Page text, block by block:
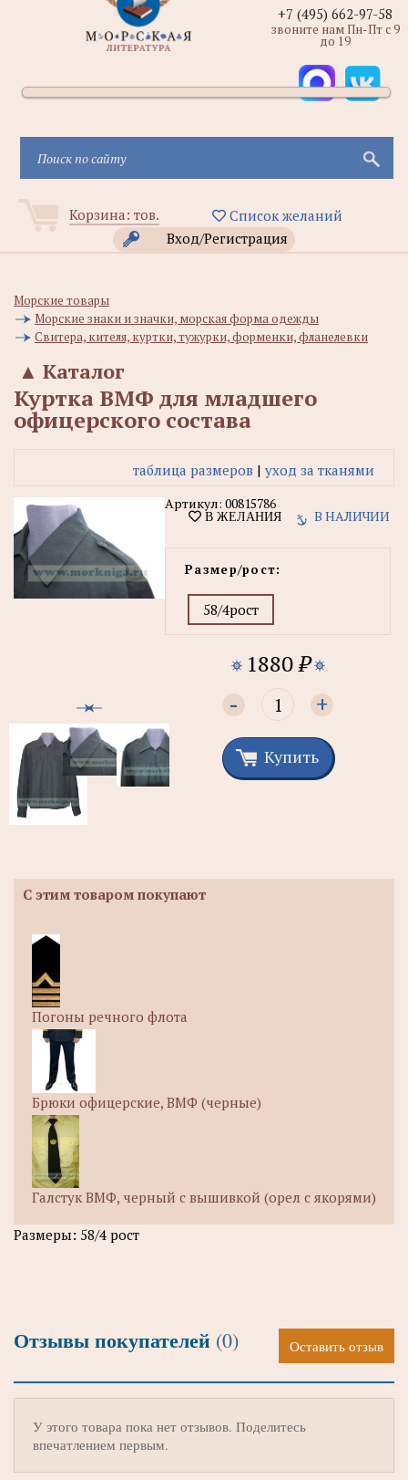
Корзина: тов.
Список желаний
Вход/Регистрация
+7 (495) 662-97-58
звоните нам Пн-Пт с 9
до 19
Морские товары
Морские знаки и значки, морская форма одежды
Свитера, кителя, куртки, тужурки, форменки, фланелевки
Каталог
▲
Куртка ВМФ для младшего
офицерского состава
таблица размеров | уход за тканями
Артикул:00815786
В ЖЕЛАНИЯ В НАЛИЧИИ
Размер/рост:
58/4рост
1880₽
- +
Купить
С этим товаром покупают
Погоны речного флота
Брюки офицерские, ВМФ (черные)
Галстук ВМФ, черный с вышивкой (орел с якорями)
Размеры: 58/4 рост
Отзывы покупателей (0) Оставить отзыв
У этого товара пока нет отзывов. Поделитесь
впечатлением первым.